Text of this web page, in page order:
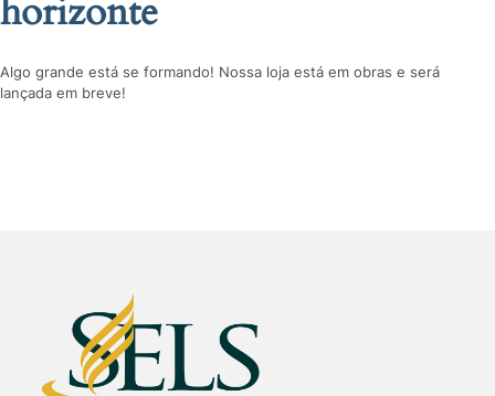
horizonte
Algo grande está se formando! Nossa loja está em obras e será
lançada em breve!